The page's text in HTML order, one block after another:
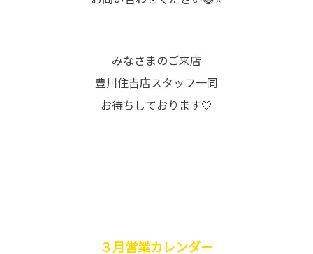
みなさまのご来店
豊川住吉店スタッフ一同
お待ちしております🤍
３月営業カレンダー